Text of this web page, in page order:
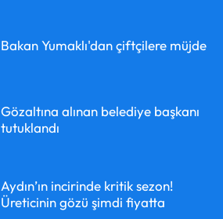
Bakan Yumaklı'dan çiftçilere müjde
Gözaltına alınan belediye başkanı
tutuklandı
Aydın’ın incirinde kritik sezon!
Üreticinin gözü şimdi fiyatta